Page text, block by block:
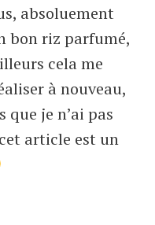
absoluement
bon riz parfumé,
cela me
à nouveau,
que je n’ai pas
article est un